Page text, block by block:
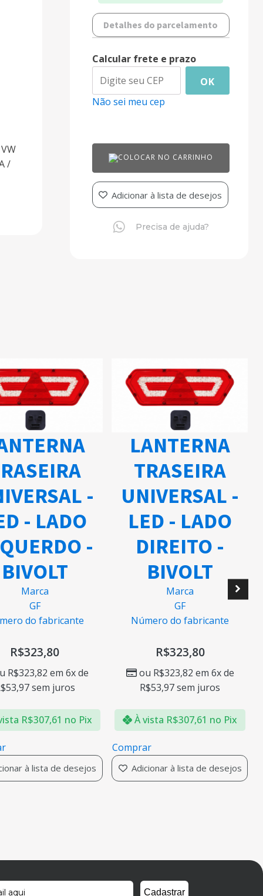
/
Detalhes do parcelamento
Calcular frete e prazo
OK
Não sei meu cep
COLOCAR NO CARRINHO
Adicionar à lista de desejos
Precisa de ajuda?
LANTERNA
TRASEIRA
UNIVERSAL -
LED - LADO
ESQUERDO -
BIVOLT
Número do fabricante
R$323,80
ouR$ 323,82em 6x de
R$53,97sem juros
À vistaR$ 307,61
Adicionar à lista de desejos
LANTERNA
TRASEIRA
UNIVERSAL
LED - LADO
DIREITO -
BIVOLT
Número do fabricante
R$323,80
ouR$ 323,82em 6x de
R$53,97sem juros
À vistaR$ 307,61
Comprar
Adicionar à lista de